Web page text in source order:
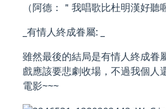
（阿德：＂我唱歌比杜明漢好聽
_有情人終成眷屬: _
雖然最後的結局是有情人終成眷
戲應該要悲劇收場，不過我個人
電影~~~